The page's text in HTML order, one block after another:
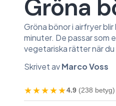
Gröna
Gröna bönor i airfryer
minuter. De passar som
vegetariska rätter när du
Skrivet avMarco Voss
★★★★★4.9 (238 betyg)